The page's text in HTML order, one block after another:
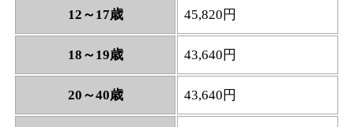
12～17歳 45,820円
18～19歳 43,640円
20～40歳 43,640円